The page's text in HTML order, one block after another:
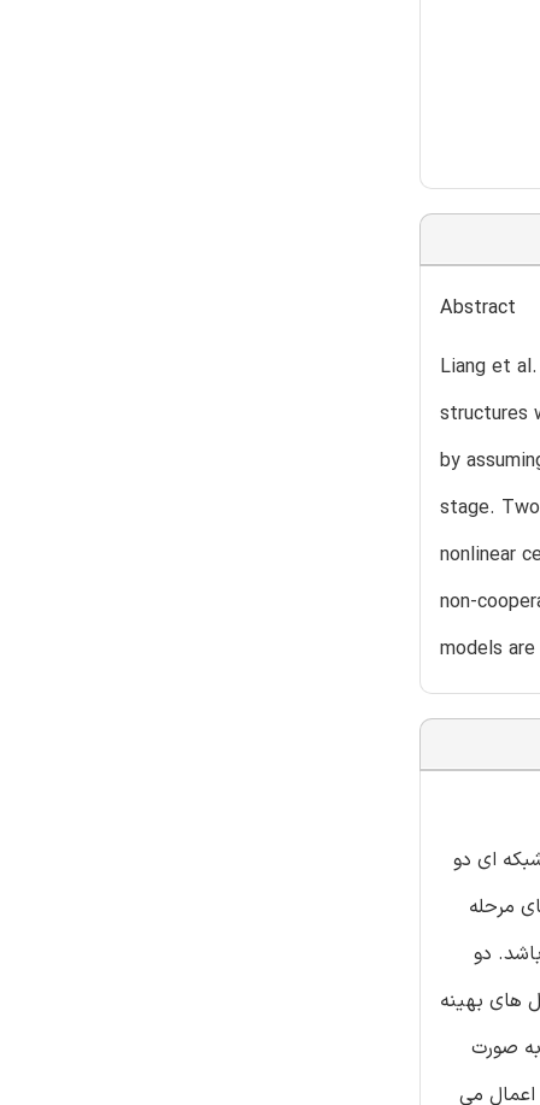
Abstract
Liang et
structures
by
stage.
nonlinear
non-
models
شبکه ای دو
مرحله
دوم می باشند، ادامه کار مطالعه لیانگ و همکاران(2008)(1) می باشد. دو
های بهینه
صورت
می